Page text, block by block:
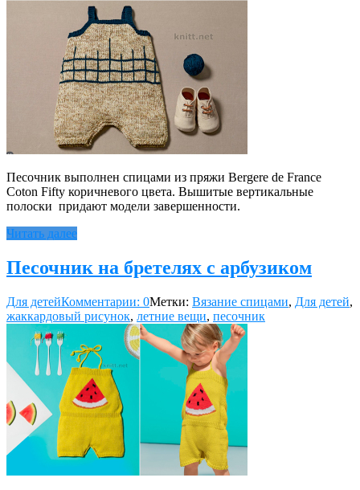
Песочник выполнен спицами из пряжи Bergere de France
Coton Fifty коричневого цвета. Вышитые вертикальные
полоски придают модели завершенности.
Читать далее
Песочник на бретелях с арбузиком
Для детейКомментарии: 0Метки: Вязание спицами, Для детей,
жаккардовый рисунок, летние вещи, песочник